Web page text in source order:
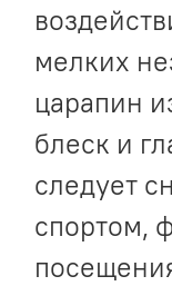
мелких
царапин
блеск и
следует
спортом,